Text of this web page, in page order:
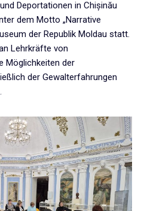
Deportationen in Chișinău
dem Motto „Narrative
der Republik Moldau statt.
Lehrkräfte von
Möglichkeiten der
der Gewalterfahrungen